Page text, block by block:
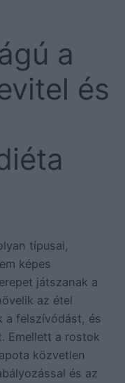
a
és
típusai,
képes
játszanak a
az étel
a felszívódást, és
Emellett a rostok
közvetlen
és az